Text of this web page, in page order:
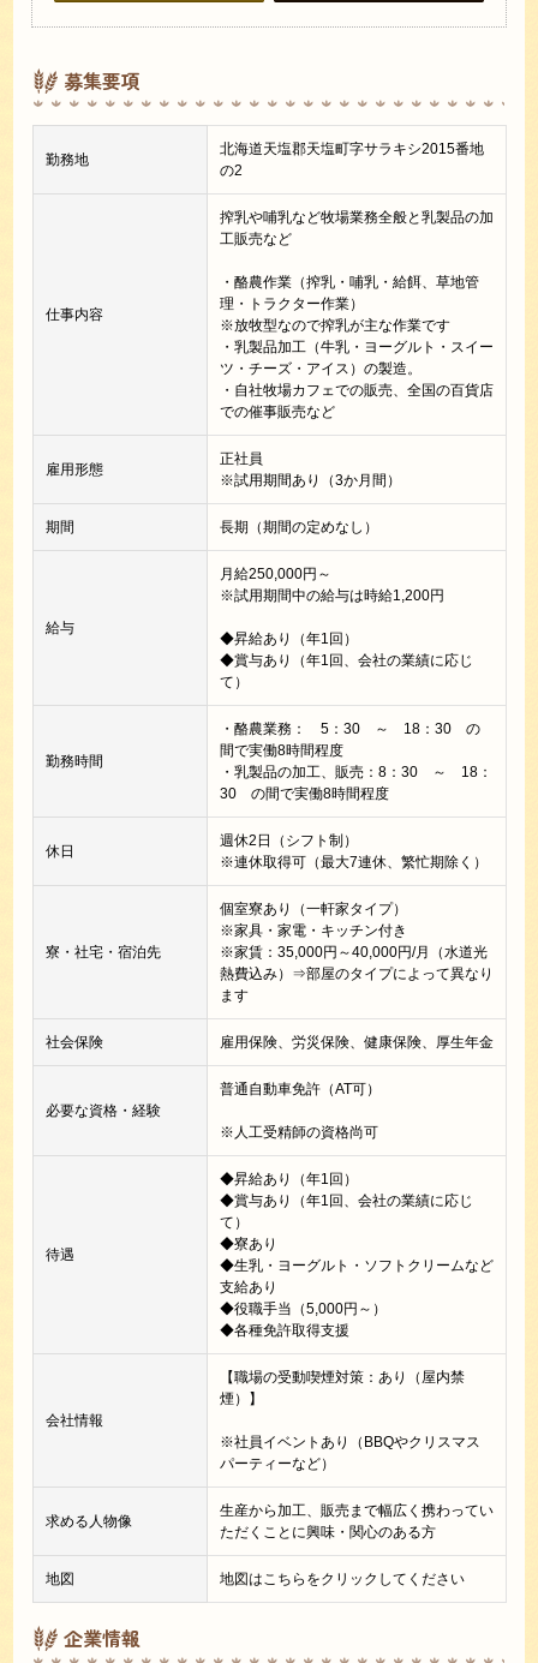
募集要項
勤務地
北海道天塩郡天塩町字サラキシ2015番地
の2
仕事内容
搾乳や哺乳など牧場業務全般と乳製品の加
工販売など
・酪農作業（搾乳・哺乳・給餌、草地管
理・トラクター作業）
※放牧型なので搾乳が主な作業です
・乳製品加工（牛乳・ヨーグルト・スイー
ツ・チーズ・アイス）の製造。
・自社牧場カフェでの販売、全国の百貨店
での催事販売など
雇用形態
正社員
※試用期間あり（3か月間）
期間 長期（期間の定めなし）
給与
月給250,000円～
※試用期間中の給与は時給1,200円
◆昇給あり（年1回）
◆賞与あり（年1回、会社の業績に応じ
て）
勤務時間
・酪農業務： 5：30 ～ 18：30 の
間で実働8時間程度
・乳製品の加工、販売：8：30 ～ 18：
30 の間で実働8時間程度
休日
週休2日（シフト制）
※連休取得可（最大7連休、繁忙期除く）
寮・社宅・宿泊先
個室寮あり（一軒家タイプ）
※家具・家電・キッチン付き
※家賃：35,000円～40,000円/月（水道光
熱費込み）⇒部屋のタイプによって異なり
ます
社会保険 雇用保険、労災保険、健康保険、厚生年金
必要な資格・経験
普通自動車免許（AT可）
※人工受精師の資格尚可
待遇
◆昇給あり（年1回）
◆賞与あり（年1回、会社の業績に応じ
て）
◆寮あり
◆生乳・ヨーグルト・ソフトクリームなど
支給あり
◆役職手当（5,000円～）
◆各種免許取得支援
会社情報
【職場の受動喫煙対策：あり（屋内禁
煙）】
※社員イベントあり（BBQやクリスマス
パーティーなど）
求める人物像
生産から加工、販売まで幅広く携わってい
ただくことに興味・関心のある方
地図 地図はこちらをクリックしてください
企業情報